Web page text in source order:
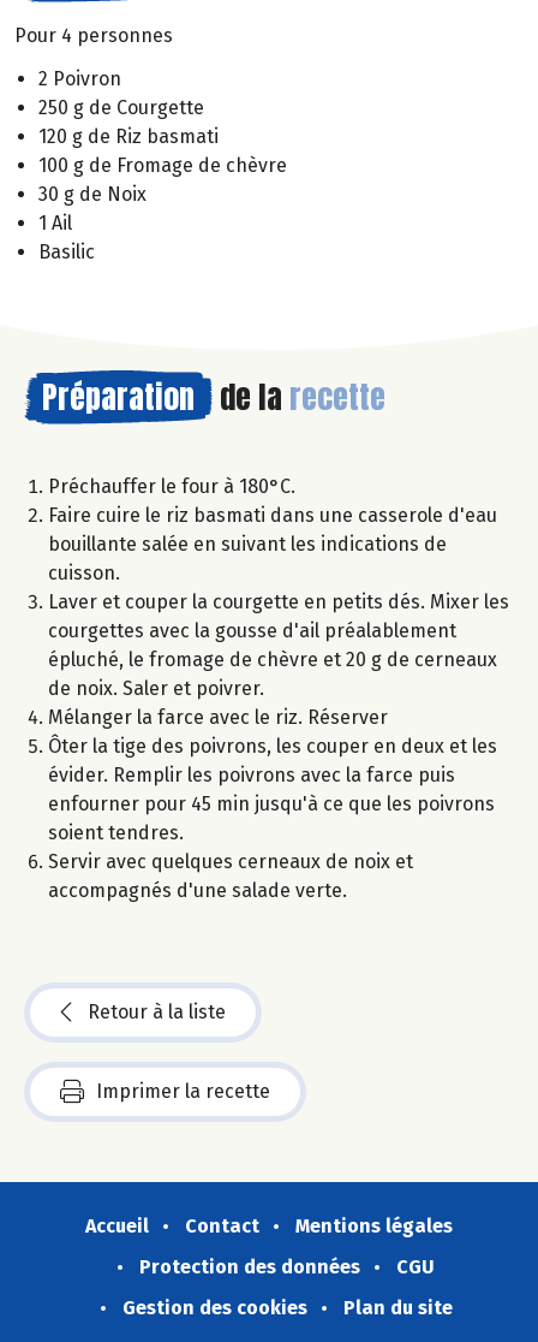
Pour 4 personnes
2 Poivron
250 g de Courgette
120 g de Riz basmati
100 g de Fromage de chèvre
30 g de Noix
1 Ail
Basilic
Préparation de la recette
Préchauffer le four à 180°C.
Faire cuire le riz basmati dans une casserole d'eau
bouillante salée en suivant les indications de
cuisson.
Laver et couper la courgette en petits dés. Mixer les
courgettes avec la gousse d'ail préalablement
épluché, le fromage de chèvre et 20 g de cerneaux
de noix. Saler et poivrer.
Mélanger la farce avec le riz. Réserver
Ôter la tige des poivrons, les couper en deux et les
évider. Remplir les poivrons avec la farce puis
enfourner pour 45 min jusqu'à ce que les poivrons
soient tendres.
Servir avec quelques cerneaux de noix et
accompagnés d'une salade verte.
Retour à la liste
Imprimer la recette
Accueil Contact
Mentions légales
Protection des données
CGU
Gestion des cookies
Plan du site